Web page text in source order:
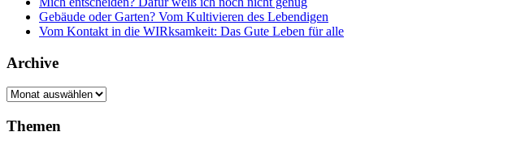
Gebäude oder Garten? Vom Kultivieren des Lebendigen
Vom Kontakt in die WIRksamkeit: Das Gute Leben für alle
Archive
Archive
Themen